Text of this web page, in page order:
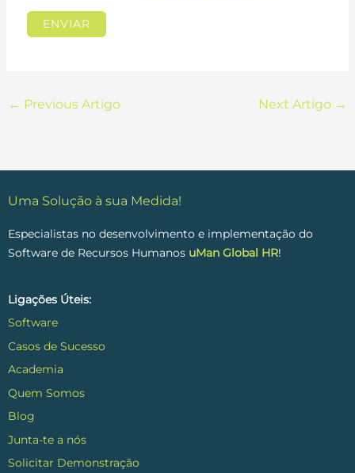
← Previous Artigo Next Artigo →
Uma Solução à sua Medida!
Especialistas no desenvolvimento e implementação do
Software de Recursos Humanos uMan Global HR!
Ligações Úteis:
Software
Casos de Sucesso
Academia
Quem Somos
Blog
Junta-te a nós
Solicitar Demonstração